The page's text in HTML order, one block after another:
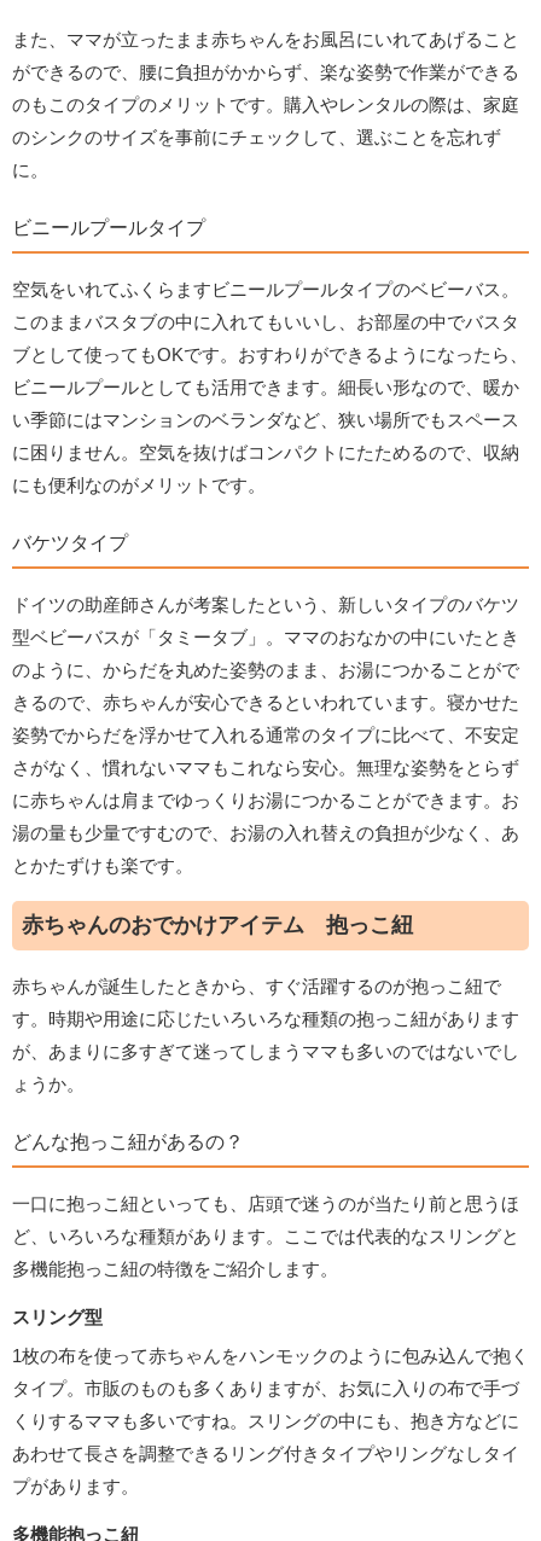
また、ママが立ったまま赤ちゃんをお風呂にいれてあげること
ができるので、腰に負担がかからず、楽な姿勢で作業ができる
のもこのタイプのメリットです。購入やレンタルの際は、家庭
のシンクのサイズを事前にチェックして、選ぶことを忘れず
に。
ビニールプールタイプ
空気をいれてふくらますビニールプールタイプのベビーバス。
このままバスタブの中に入れてもいいし、お部屋の中でバスタ
ブとして使ってもOKです。おすわりができるようになったら、
ビニールプールとしても活用できます。細長い形なので、暖か
い季節にはマンションのベランダなど、狭い場所でもスペース
に困りません。空気を抜けばコンパクトにたためるので、収納
にも便利なのがメリットです。
バケツタイプ
ドイツの助産師さんが考案したという、新しいタイプのバケツ
型ベビーバスが「タミータブ」。ママのおなかの中にいたとき
のように、からだを丸めた姿勢のまま、お湯につかることがで
きるので、赤ちゃんが安心できるといわれています。寝かせた
姿勢でからだを浮かせて入れる通常のタイプに比べて、不安定
さがなく、慣れないママもこれなら安心。無理な姿勢をとらず
に赤ちゃんは肩までゆっくりお湯につかることができます。お
湯の量も少量ですむので、お湯の入れ替えの負担が少なく、あ
とかたずけも楽です。
赤ちゃんのおでかけアイテム 抱っこ紐
赤ちゃんが誕生したときから、すぐ活躍するのが抱っこ紐で
す。時期や用途に応じたいろいろな種類の抱っこ紐があります
が、あまりに多すぎて迷ってしまうママも多いのではないでし
ょうか。
どんな抱っこ紐があるの？
一口に抱っこ紐といっても、店頭で迷うのが当たり前と思うほ
ど、いろいろな種類があります。ここでは代表的なスリングと
多機能抱っこ紐の特徴をご紹介します。
スリング型
1枚の布を使って赤ちゃんをハンモックのように包み込んで抱く
タイプ。市販のものも多くありますが、お気に入りの布で手づ
くりするママも多いですね。スリングの中にも、抱き方などに
あわせて長さを調整できるリング付きタイプやリングなしタイ
プがあります。
多機能抱っこ紐